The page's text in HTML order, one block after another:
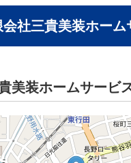
会社三貴美装ホーム
美装ホームサービ